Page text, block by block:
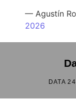
— Agustín
2026
DATA